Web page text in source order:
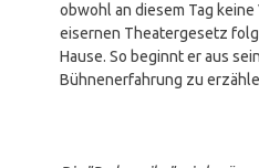
obwohl an diesem Tag
eisernen Theatergesetz
Hause. So beginnt er aus
Bühnenerfahrung zu